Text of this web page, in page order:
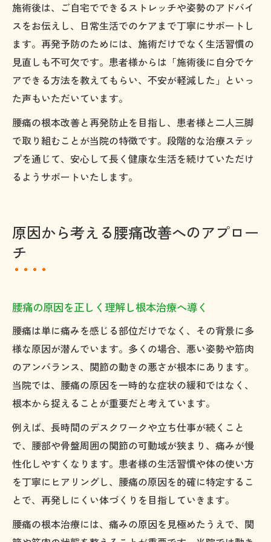
施術後は、ご自宅でできるストレッチや姿勢のアドバイ
スをお伝えし、日常生活でのケアまで丁寧にサポートし
ます。再発予防のためには、施術だけでなく生活習慣の
見直しも不可欠です。患者様からは「施術後に自分でケ
アできる方法を教えてもらい、不安が軽減した」といっ
た声もいただいています。
腰痛の根本改善と再発防止を目指し、患者様と二人三脚
で取り組むことが当院の特徴です。段階的な治療ステッ
プを通じて、安心して長く健康な生活を続けていただけ
るようサポートいたします。
原因から考える腰痛改善へのアプロー
チ
腰痛の原因を正しく理解し根本治療へ導く
腰痛は単に痛みを感じる部位だけでなく、その背景に多
様な原因が潜んでいます。多くの場合、悪い姿勢や筋肉
のアンバランス、関節の動きの悪さが根本にあります。
当院では、腰痛の原因を一時的な症状の緩和ではなく、
根本から捉えることが重要だと考えています。
例えば、長時間のデスクワークや立ち仕事が続くこと
で、腰部や骨盤周囲の関節の可動域が狭まり、痛みが慢
性化しやすくなります。患者様の生活習慣や体の使い方
を丁寧にヒアリングし、腰痛の原因を的確に特定するこ
とで、再発しにくい体づくりを目指していきます。
腰痛の根本治療には、痛みの原因を見極めたうえで、関